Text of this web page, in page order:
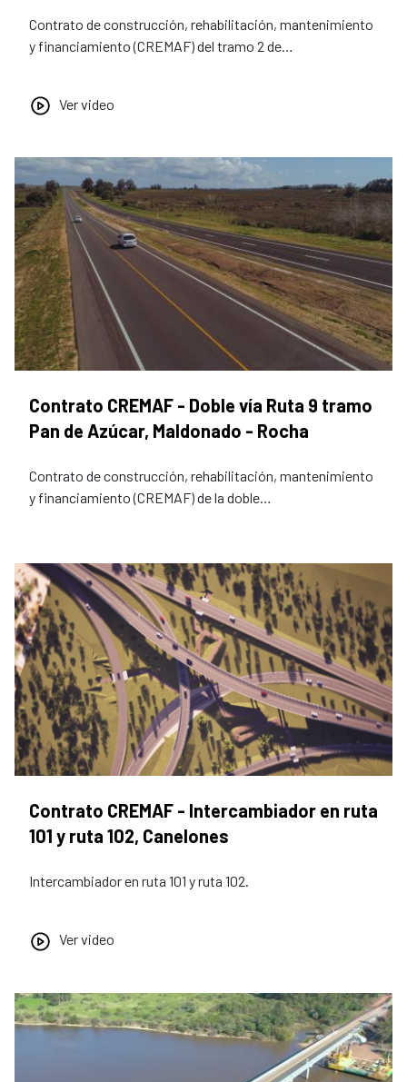
Contrato de construcción, rehabilitación, mantenimiento
y financiamiento (CREMAF) del tramo 2 de…
Ver video
Contrato CREMAF - Doble vía Ruta 9 tramo
Pan de Azúcar, Maldonado - Rocha
Contrato de construcción, rehabilitación, mantenimiento
y financiamiento (CREMAF) de la doble…
Contrato CREMAF - Intercambiador en ruta
101 y ruta 102, Canelones
Intercambiador en ruta 101 y ruta 102.
Ver video